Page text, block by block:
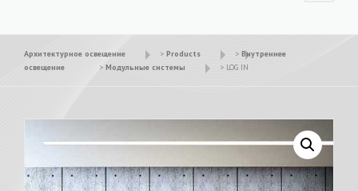
Архитектурное освещение > Products > Внутреннее
освещение
> Модульные системы > LOG IN